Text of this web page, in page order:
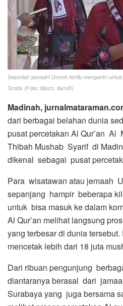
Sejumlah jamaaH Umroh tertib mengantri
Gratis (Foto: Moch. Asrofi)
Madinah,
dari berbagai belahan dunia
pusat percetakan Al Qur’an Al
Thibah Mushab Syarif di
dikenal sebagai pusat
Para wisatawan atau jemaah
sepanjang hampir beberapa
untuk bisa masuk ke dalam
Al Qur’an melihat langsung
yang terbesar di dunia
mencetak lebih dari 18 juta
Dari ribuan pengunjung
diantaranya berasal dari
Surabaya yang juga bersama